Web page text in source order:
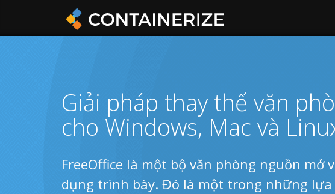
Giải pháp thay thế văn
cho Windows, Mac và
FreeOffice là một bộ văn phòng nguồn
dụng trình bày. Đó là một trong những